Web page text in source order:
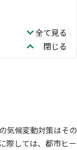
全て見る
閉じる
気候変動対策はその
際しては、都市ヒー